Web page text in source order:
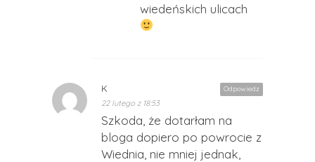
wiedeńskich ulicach
Odpowiedz
K
22 lutego z 18:53
Szkoda, że dotarłam na
bloga dopiero po powrocie z
Wiednia, nie mniej jednak,